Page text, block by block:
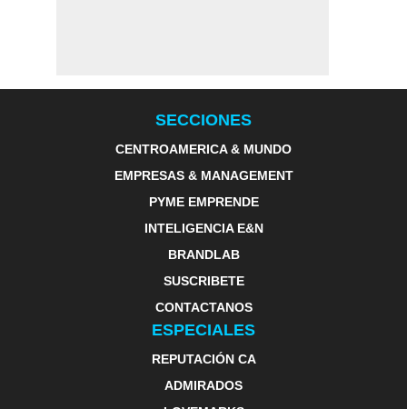
SECCIONES
CENTROAMERICA & MUNDO
EMPRESAS & MANAGEMENT
PYME EMPRENDE
INTELIGENCIA E&N
BRANDLAB
SUSCRIBETE
CONTACTANOS
ESPECIALES
REPUTACIÓN CA
ADMIRADOS